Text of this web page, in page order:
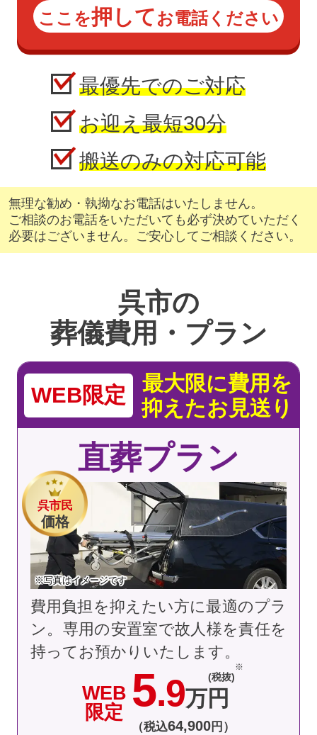
ここを押してお電話ください
最優先でのご対応
お迎え最短30分
搬送のみの対応可能
無理な勧め・執拗なお電話はいたしません。
ご相談のお電話をいただいても必ず決めていただく
必要はございません。ご安心してご相談ください。
呉市の
葬儀費用・プラン
呉市民
価格
※写真はイメージです
WEB限定
最大限に費用を
抑えたお見送り
直葬プラン
WEB
限定 5.9万円
(税抜)
（税込64,900円）
費用負担を抑えたい方に最適のプラ
ン。専用の安置室で故人様を責任を
持ってお預かりいたします。